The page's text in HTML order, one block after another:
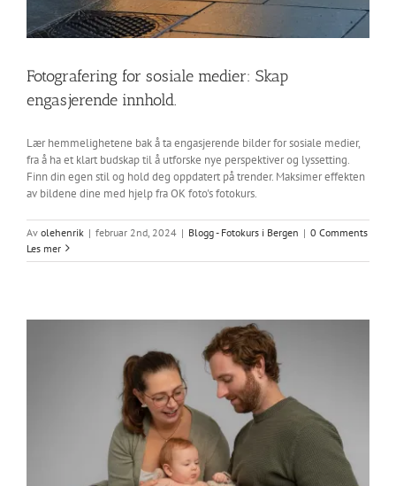
Fotografering for sosiale medier: Skap
engasjerende innhold.
Lær hemmelighetene bak å ta engasjerende bilder for sosiale medier,
fra å ha et klart budskap til å utforske nye perspektiver og lyssetting.
Finn din egen stil og hold deg oppdatert på trender. Maksimer effekten
av bildene dine med hjelp fra OK foto's fotokurs.
Av olehenrik | februar 2nd, 2024 | Blogg - Fotokurs i Bergen | 0 Comments
Les mer